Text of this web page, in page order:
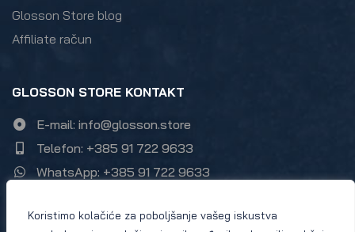
Koristimo kolačiće za poboljšanje vašeg iskustva
Glosson Store blog
Affiliate račun
GLOSSON STORE KONTAKT
E-mail: info@glosson.store
Telefon: +385 91 722 9633
WhatsApp: +385 91 722 9633
Instagram Glosson store